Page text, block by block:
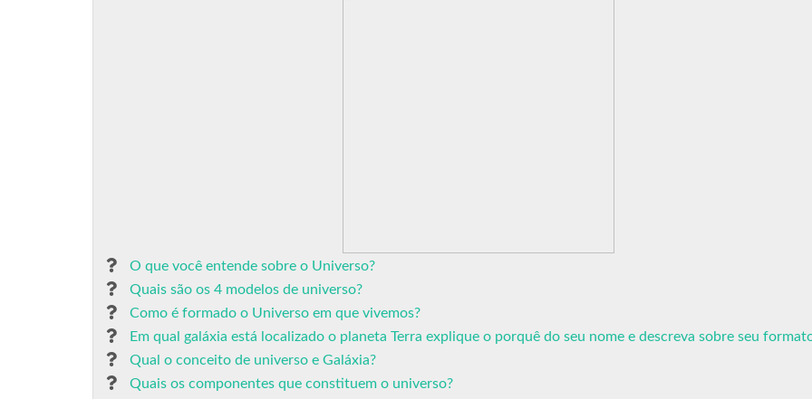
O que você entende sobre o Universo?
Quais são os 4 modelos de universo?
Como é formado o Universo em que vivemos?
Em qual galáxia está localizado o planeta Terra explique o porquê do seu nome e descreva sobre seu
Qual o conceito de universo e Galáxia?
Quais os componentes que constituem o universo?